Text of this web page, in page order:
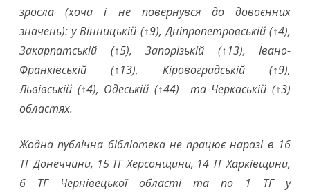
зросла (хоча і не повернувся до довоєнних
значень): у Вінницькій (↑9), Дніпропетровській (↑4),
Закарпатській (↑5), Запорізькій (↑13), Івано-
Франківській (↑13), Кіровоградській (↑9),
Львівській (↑4), Одеській (↑44) та Черкаській (↑3)
областях.
Жодна публічна бібліотека не працює наразі в 16
ТГ Донеччини, 15 ТГ Херсонщини, 14 ТГ Харківщини,
6 ТГ Чернівецької області та по 1 ТГ у